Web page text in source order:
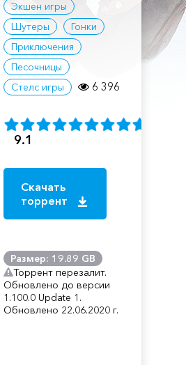
Экшен игры
Шутеры
Гонки
Приключения
Песочницы
Стелс игры
6 396
9.1
Скачать
торрент
Размер: 19.89 GB
Торрент перезалит.
Обновлено до версии
1.100.0 Update 1.
Обновлено 22.06.2020 г.